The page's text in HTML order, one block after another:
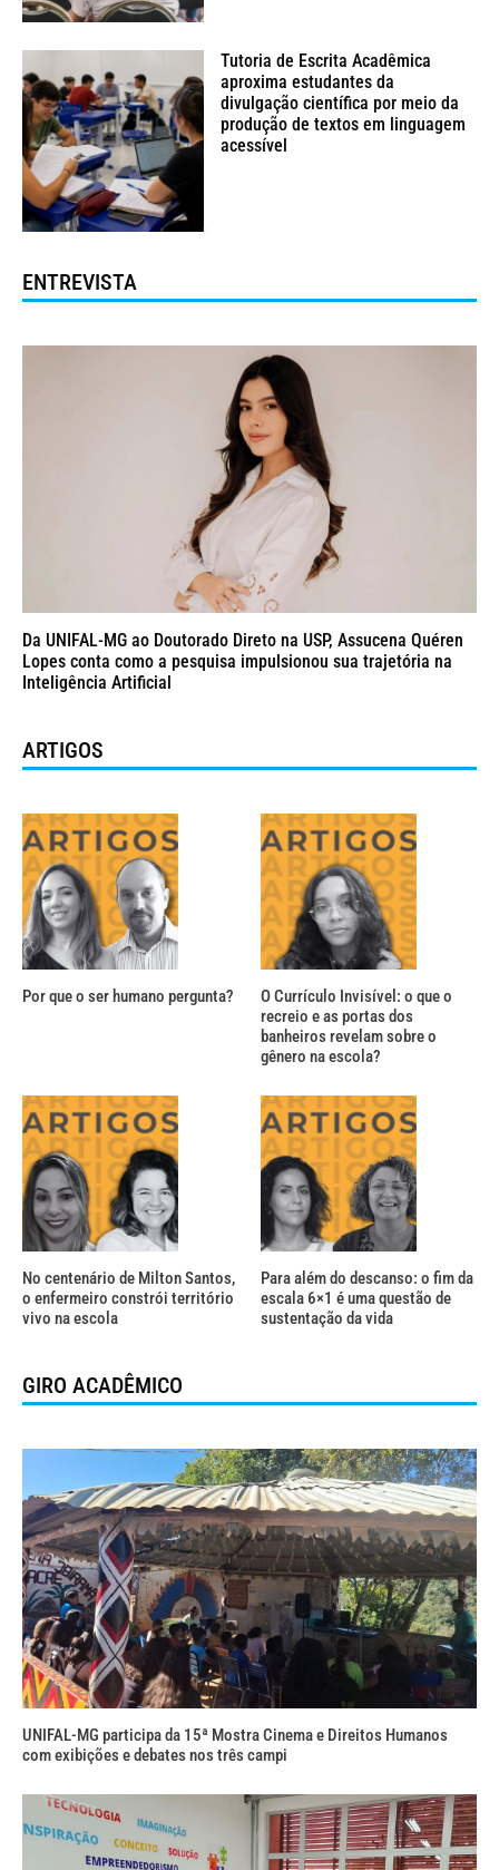
Tutoria de Escrita Acadêmica
aproxima estudantes da
divulgação científica por meio da
produção de textos em linguagem
acessível
ENTREVISTA
Da UNIFAL-MG ao Doutorado Direto na USP, Assucena Quéren
Lopes conta como a pesquisa impulsionou sua trajetória na
Inteligência Artificial
ARTIGOS
Por que o ser humano pergunta?
O Currículo Invisível: o que o
recreio e as portas dos
banheiros revelam sobre o
gênero na escola?
No centenário de Milton Santos,
o enfermeiro constrói território
vivo na escola
Para além do descanso: o fim da
escala 6×1 é uma questão de
sustentação da vida
GIRO ACADÊMICO
UNIFAL-MG participa da 15ª Mostra Cinema e Direitos Humanos
com exibições e debates nos três campi